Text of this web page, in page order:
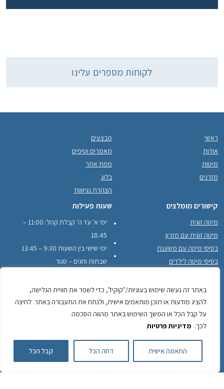
באתר זה נעשה שימוש בעוגיות/"קוקיז", כדי לשפר את חוויית הגלישה,
להציג מודעות או תוכן מותאמים אישית, ולנתח את התעבורה באתר. לחיצה
על קבל הכל או המשך השימוש באתר מהווה הסכמה
לכך. מדיניות פרטיות
התאמה אישית דחה הכל קבל הכל
לקוחות מספרים עלינו
ראשי
אודות
מיטות
מזרנים
מבצעים
מאמרים וטיפים
מפת אתר
בלוג
הצהרת נגישות
קישורים מומלצים
מיטה זוגית
מיטה זוגית עם מזרון
בסיסי מיטה עם משענת
בסיסי מיטה לילדים
לקוחות ממליצים
שעות פעילות
ימי א' עד ה' קבלת קהל: 11:00 –
18:45
ימי שישי בין השעות 9:30 – 13:45
שבתות וחגים – סגור
כתובתינו: יוחנן הסנדלר 22, כפר סבא לפרטים והזמנות:
050-743-2484